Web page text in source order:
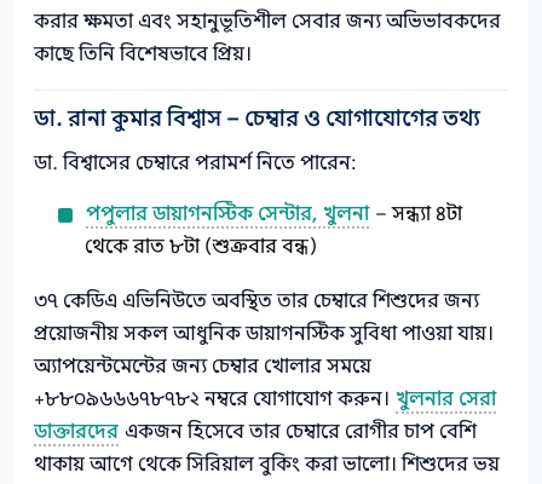
করার ক্ষমতা এবং সহানুভূতিশীল সেবার জন্য অভিভাবকদের
কাছে তিনি বিশেষভাবে প্রিয়।
ডা. রানা কুমার বিশ্বাস – চেম্বার ও যোগাযোগের তথ্য
ডা. বিশ্বাসের চেম্বারে পরামর্শ নিতে পারেন:
পপুলার ডায়াগনস্টিক সেন্টার, খুলনা – সন্ধ্যা ৪টা
থেকে রাত ৮টা (শুক্রবার বন্ধ)
৩৭ কেডিএ এভিনিউতে অবস্থিত তার চেম্বারে শিশুদের জন্য
প্রয়োজনীয় সকল আধুনিক ডায়াগনস্টিক সুবিধা পাওয়া যায়।
অ্যাপয়েন্টমেন্টের জন্য চেম্বার খোলার সময়ে
+৮৮০৯৬৬৬৭৮৭৮২ নম্বরে যোগাযোগ করুন। খুলনার সেরা
ডাক্তারদের একজন হিসেবে তার চেম্বারে রোগীর চাপ বেশি
থাকায় আগে থেকে সিরিয়াল বুকিং করা ভালো। শিশুদের ভয়